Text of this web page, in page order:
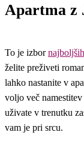
Apartma z
To je izbor
želite preživeti
lahko nastanite v
voljo več
uživate v trenutku
vam je pri srcu.